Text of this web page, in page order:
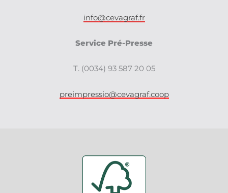
info@cevagraf.fr
Service Pré-Presse
T. (0034) 93 587 20 05
preimpressio@cevagraf.coop